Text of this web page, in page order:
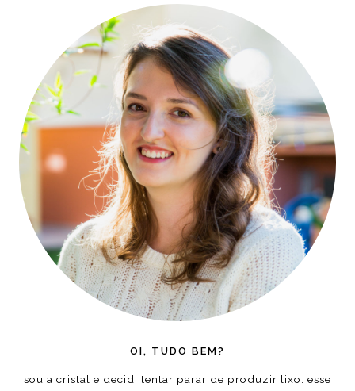
OI, TUDO BEM?
sou a cristal e decidi tentar parar de produzir lixo. esse